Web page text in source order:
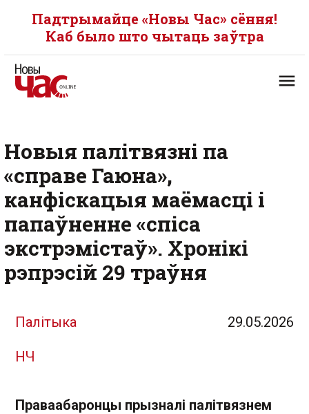
Падтрымайце «Новы Час» сёння!
Каб было што чытаць заўтра
Новыя палітвязні па
«справе Гаюна»,
канфіскацыя маёмасці і
папаўненне «спіса
экстрэмістаў». Хронікі
рэпрэсій 29 траўня
Палітыка 29.05.2026
НЧ
Праваабаронцы прызналі палітвязнем